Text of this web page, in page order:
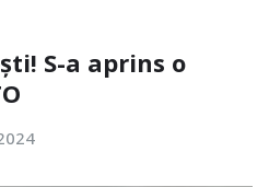
S-a aprins o